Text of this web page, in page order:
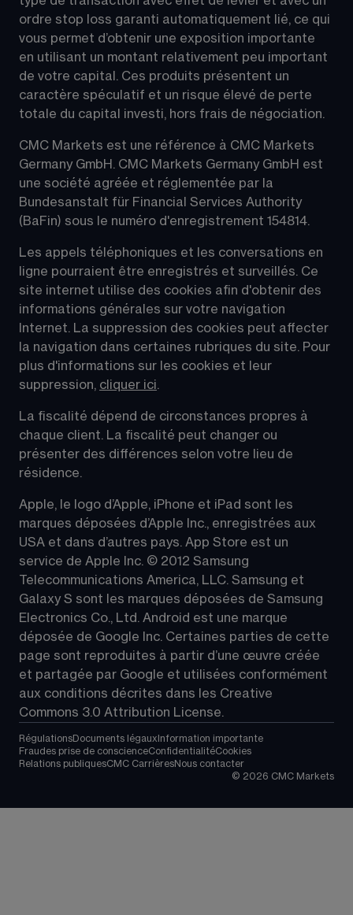
ordre stop loss garanti automatiquement lié, ce qui
vous permet d’obtenir une exposition importante
en utilisant un montant relativement peu important
de votre capital. Ces produits présentent un
caractère spéculatif et un risque élevé de perte
totale du capital investi, hors frais de négociation.
CMC Markets est une référence à CMC Markets
Germany GmbH. CMC Markets Germany GmbH est
une société agréée et réglementée par la
Bundesanstalt für Financial Services Authority
(BaFin) sous le numéro d'enregistrement 154814.
Les appels téléphoniques et les conversations en
ligne pourraient être enregistrés et surveillés. Ce
site internet utilise des cookies afin d'obtenir des
informations générales sur votre navigation
Internet. La suppression des cookies peut affecter
la navigation dans certaines rubriques du site. Pour
plus d'informations sur les cookies et leur
suppression, cliquer ici.
La fiscalité dépend de circonstances propres à
chaque client. La fiscalité peut changer ou
présenter des différences selon votre lieu de
résidence.
Apple, le logo d’Apple, iPhone et iPad sont les
marques déposées d’Apple Inc., enregistrées aux
USA et dans d’autres pays. App Store est un
service de Apple Inc. © 2012 Samsung
Telecommunications America, LLC. Samsung et
Galaxy S sont les marques déposées de Samsung
Electronics Co., Ltd. Android est une marque
déposée de Google Inc. Certaines parties de cette
page sont reproduites à partir d’une œuvre créée
et partagée par Google et utilisées conformément
aux conditions décrites dans les Creative
Commons 3.0 Attribution License.
RégulationsDocuments légaux Information importante
Fraudes prise de conscienceConfidentialitéCookies
Relations publiquesCMC CarrièresNous contacter
© 2026 CMC Markets